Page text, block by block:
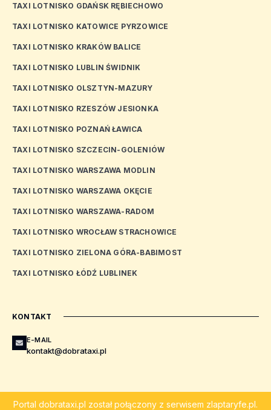
TAXI LOTNISKO GDAŃSK RĘBIECHOWO
TAXI LOTNISKO KATOWICE PYRZOWICE
TAXI LOTNISKO KRAKÓW BALICE
TAXI LOTNISKO LUBLIN ŚWIDNIK
TAXI LOTNISKO OLSZTYN-MAZURY
TAXI LOTNISKO RZESZÓW JESIONKA
TAXI LOTNISKO POZNAŃ ŁAWICA
TAXI LOTNISKO SZCZECIN-GOLENIÓW
TAXI LOTNISKO WARSZAWA MODLIN
TAXI LOTNISKO WARSZAWA OKĘCIE
TAXI LOTNISKO WARSZAWA-RADOM
TAXI LOTNISKO WROCŁAW STRACHOWICE
TAXI LOTNISKO ZIELONA GÓRA-BABIMOST
TAXI LOTNISKO ŁÓDŹ LUBLINEK
KONTAKT
E-MAIL
kontakt@dobrataxi.pl
Portal dobrataxi.pl został połączony z serwisem zlaptaryfe.pl.